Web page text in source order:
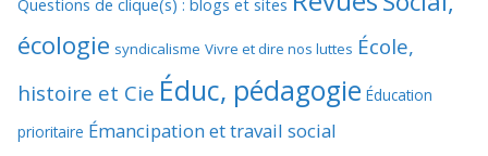
Questions de clique(s) : blogs et sites
écologie syndicalisme Vivre et dire nos luttes École,
histoire et Cie Éduc, pédagogie Éducation
prioritaire Émancipation et travail social